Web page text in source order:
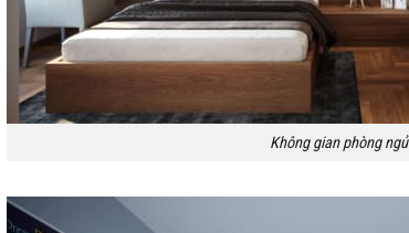
Không gian phòng ngủ